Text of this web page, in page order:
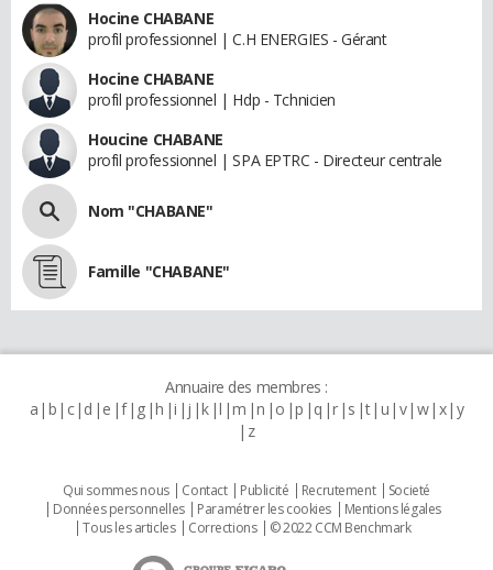
Hocine CHABANE
profil professionnel | C.H ENERGIES - Gérant
Hocine CHABANE
profil professionnel | Hdp - Tchnicien
Houcine CHABANE
profil professionnel | SPA EPTRC - Directeur centrale
Nom "CHABANE"
Famille "CHABANE"
Annuaire des membres :
a b c d e f g h i j k l m n o p q r s t u v w x y
z
Qui sommes nous Contact Publicité Recrutement
Societé
Données personnelles
Paramétrer les cookies
Mentions légales
Tous les articles
Corrections © 2022 CCM Benchmark